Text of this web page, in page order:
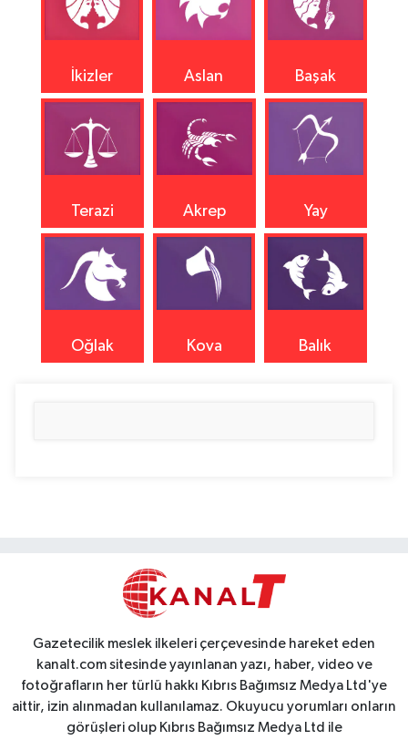
İkizler Aslan Başak
Terazi Akrep Yay
Oğlak Kova Balık
Gazetecilik meslek ilkeleri çerçevesinde hareket eden
kanalt.com sitesinde yayınlanan yazı, haber, video ve
fotoğrafların her türlü hakkı Kıbrıs Bağımsız Medya Ltd'ye
aittir, izin alınmadan kullanılamaz. Okuyucu yorumları onların
görüşleri olup Kıbrıs Bağımsız Medya Ltd ile